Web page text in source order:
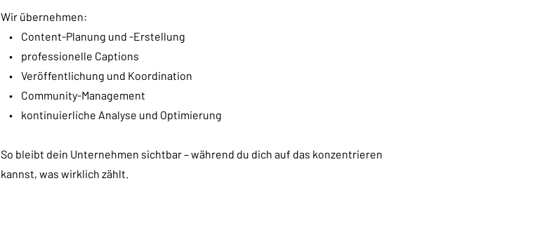
Wir übernehmen:
• Content-Planung und -Erstellung
• professionelle Captions
• Veröffentlichung und Koordination
• Community-Management
• kontinuierliche Analyse und Optimierung
So bleibt dein Unternehmen sichtbar – während du dich auf das konzentrieren
kannst, was wirklich zählt.